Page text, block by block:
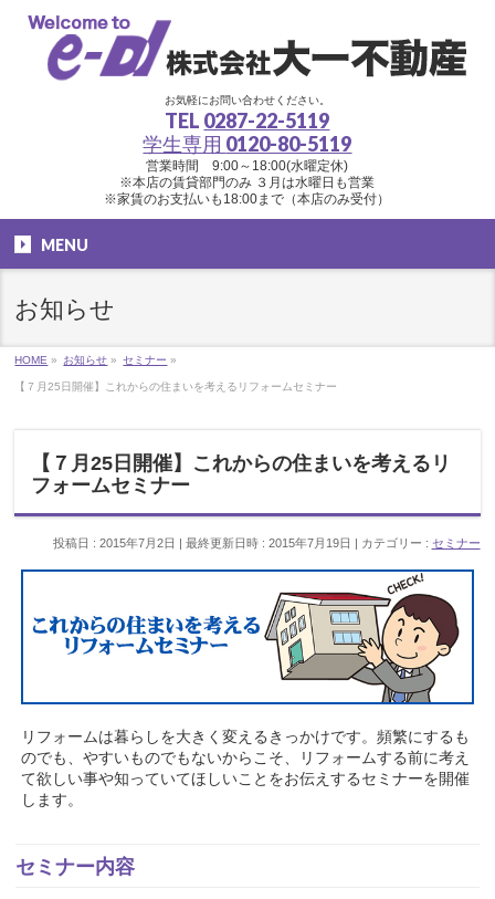
お気軽にお問い合わせください。
TEL 0287-22-5119
学生専用 0120-80-5119
営業時間 9:00～18:00(水曜定休)
※本店の賃貸部門のみ ３月は水曜日も営業
※家賃のお支払いも18:00まで（本店のみ受付）
MENU
お知らせ
HOME » お知らせ » セミナー »
【７月25日開催】これからの住まいを考えるリフォームセミナー
【７月25日開催】これからの住まいを考えるリ
フォームセミナー
投稿日 : 2015年7月2日 最終更新日時 : 2015年7月19日 カテゴリー : セミナー
リフォームは暮らしを大きく変えるきっかけです。頻繁にするも
のでも、やすいものでもないからこそ、リフォームする前に考え
て欲しい事や知っていてほしいことをお伝えするセミナーを開催
します。
セミナー内容